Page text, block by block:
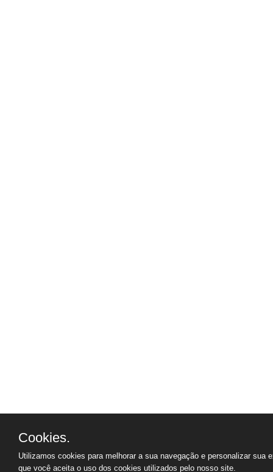
Cookies.
Utilizamos cookies para melhorar a sua navegação e personalizar
que você aceita o uso dos cookies utilizados pelo nosso site.